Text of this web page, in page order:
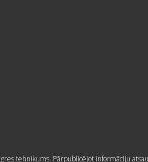
tehnikums. Pārpublicējot informāciju